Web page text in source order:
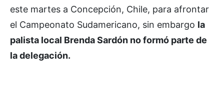
este martes a Concepción, Chile, para afrontar
el Campeonato Sudamericano, sin embargo la
palista local Brenda Sardón no formó parte de
la delegación.